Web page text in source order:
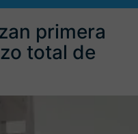
primera
total de